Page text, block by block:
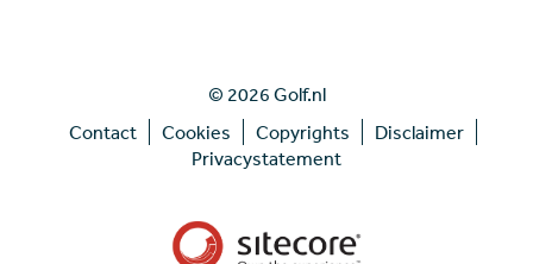
© 2026 Golf.nl
Contact
Cookies Copyrights
Disclaimer
Privacystatement